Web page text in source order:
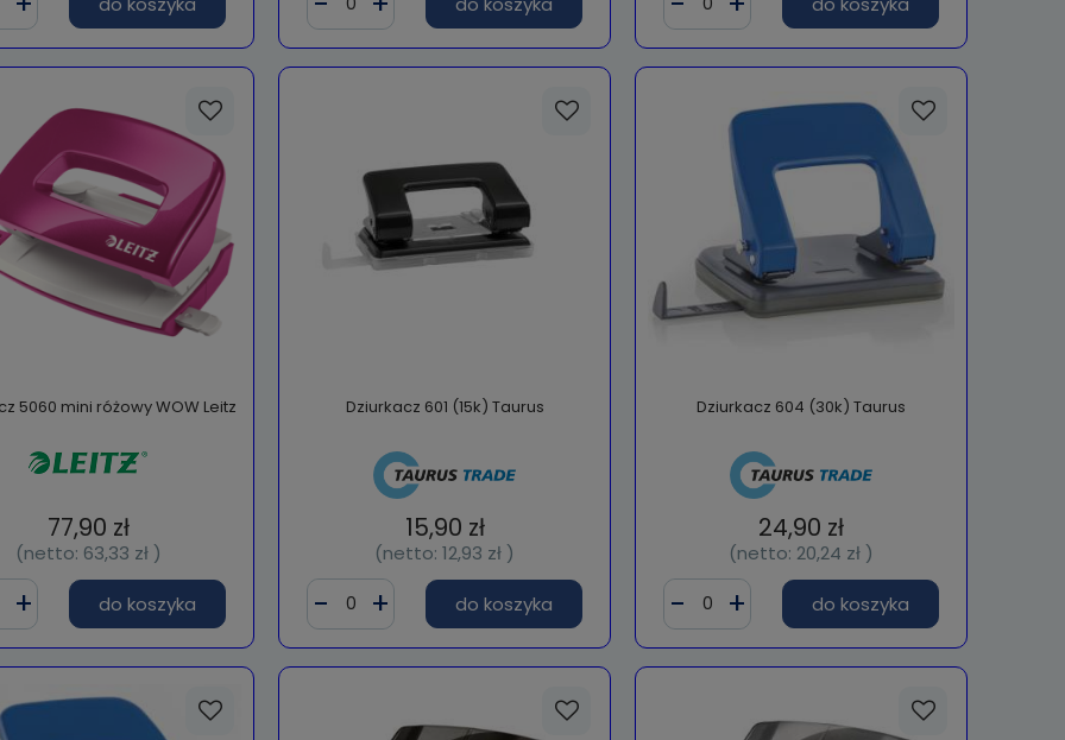
5060 mini różowy WOW Leitz
77,90 zł
(netto: 63,33 zł)
do koszyka
Dziurkacz 601 (15k) Taurus
15,90 zł
(netto: 12,93 zł )
do koszyka
Dziurkacz 604 (30k) Taurus
24,90 zł
(netto: 20,24 zł )
do koszyka